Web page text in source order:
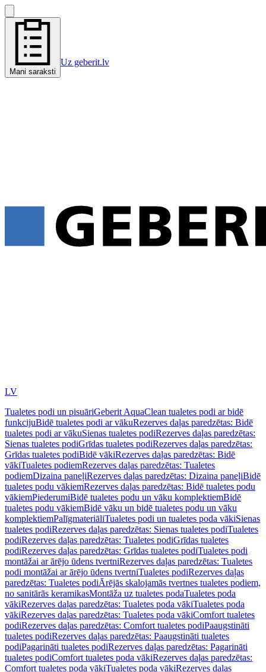
Mani saraksti
Uz geberit.lv
LV
Tualetes podi un pisuāriGeberit AquaClean tualetes podi ar bidē
funkcijuBidē tualetes podi ar vākuRezerves daļas paredzētas: Bidē
tualetes podi ar vākuSienas tualetes podiRezerves daļas paredzētas:
Sienas tualetes podiGrīdas tualetes podiRezerves daļas paredzētas:
Grīdas tualetes podiBidē vākiRezerves daļas paredzētas: Bidē
vākiTualetes podiemRezerves daļas paredzētas: Tualetes
podiemDizaina paneļiRezerves daļas paredzētas: Dizaina paneļiBidē
tualetes podu vākiemRezerves daļas paredzētas: Bidē tualetes podu
vākiemPiederumiBidē tualetes podu un vāku komplektiemBidē
tualetes podu vākiemBidē vāku un bidē tualetes podu un vāku
komplektiemPalīgmateriāliTualetes podi un tualetes poda vākiSienas
tualetes podiRezerves daļas paredzētas: Sienas tualetes podiTualetes
podiRezerves daļas paredzētas: Tualetes podiGrīdas tualetes
podiRezerves daļas paredzētas: Grīdas tualetes podiTualetes podi
montāžai ar ārējo ūdens tvertniRezerves daļas paredzētas: Tualetes
podi montāžai ar ārējo ūdens tvertniTualetes podiRezerves daļas
paredzētas: Tualetes podiĀrējās skalojamās tvertnes tualetes podiem,
no sanitārās keramikasMontāža uz tualetes podaTualetes poda
vākiRezerves daļas paredzētas: Tualetes poda vākiTualetes poda
vākiRezerves daļas paredzētas: Tualetes poda vākiComfort tualetes
podiRezerves daļas paredzētas: Comfort tualetes podiPaaugstināti
tualetes podiRezerves daļas paredzētas: Paaugstināti tualetes
podiPagarināti tualetes podiRezerves daļas paredzētas: Pagarināti
tualetes podiComfort tualetes poda vākiRezerves daļas paredzētas:
Comfort tualetes poda vākiTualetes poda vākiRezerves daļas